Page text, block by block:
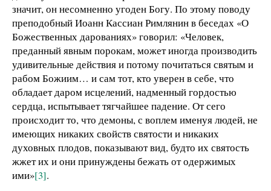
значит, он несомненно угоден Богу. По этому поводу
преподобный Иоанн Кассиан Римлянин в беседах «О
Божественных дарованиях» говорил: «Человек,
преданный явным порокам, может иногда производить
удивительные действия и потому почитаться святым и
рабом Божиим… и сам тот, кто уверен в себе, что
обладает даром исцелений, надменный гордостью
сердца, испытывает тягчайшее падение. От сего
происходит то, что демоны, с воплем именуя людей, не
имеющих никаких свойств святости и никаких
духовных плодов, показывают вид, будто их святость
жжет их и они принуждены бежать от одержимых
ими»[3].